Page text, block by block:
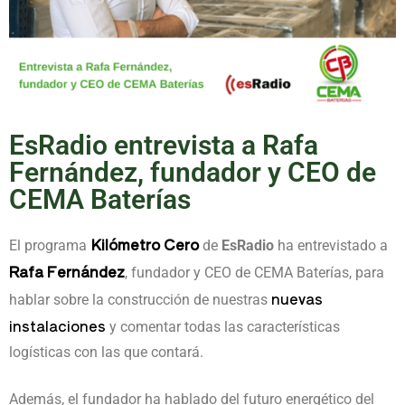
EsRadio entrevista a Rafa
Fernández, fundador y CEO de
CEMA Baterías
El programa Kilómetro Cerode EsRadio ha entrevistado a
Rafa Fernández, fundador y CEO de CEMA Baterías, para
hablar sobre la construcción de nuestras nuevas
instalaciones y comentar todas las características
logísticas con las que contará.
Además, el fundador ha hablado del futuro energético del